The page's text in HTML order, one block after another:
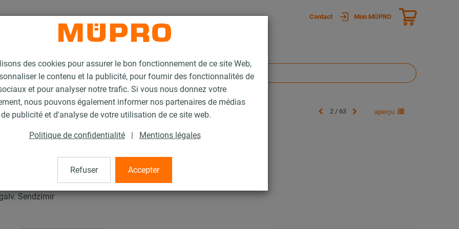
des cookies pour assurer le bon fonctionnement de ce site Web,
le contenu et la publicité, pour fournir des fonctionnalités de
et pour analyser notre trafic. Si vous nous donnez votre
nous pouvons également informer nos partenaires de médias
publicité et d'analyse de votre utilisation de ce site web.
Politique de confidentialité | Mentions légales
Refuser Accepter
Contact Mon MÜPRO
pour la fixation de gaines
2 / 63 aperçu
Sendzimir